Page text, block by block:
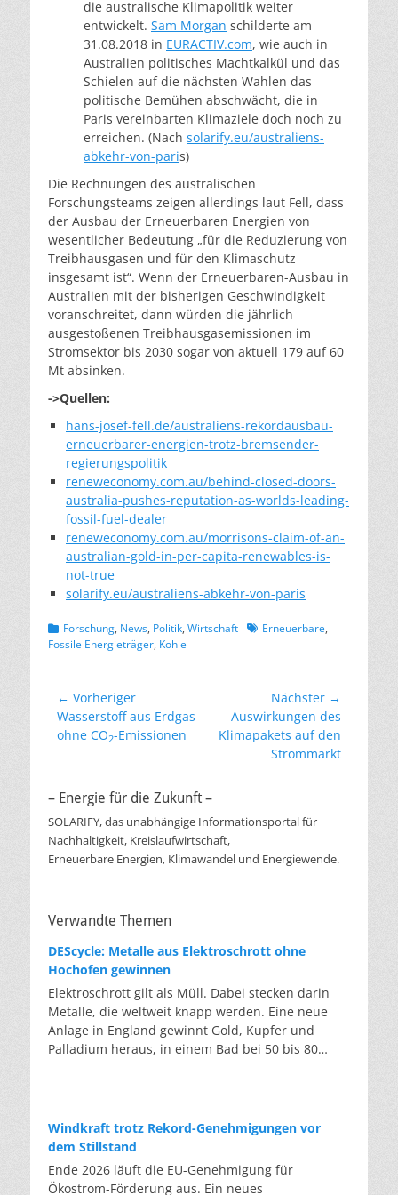
die australische Klimapolitik weiter
entwickelt. Sam Morgan schilderte am
31.08.2018 in EURACTIV.com, wie auch in
Australien politisches Machtkalkül und das
Schielen auf die nächsten Wahlen das
politische Bemühen abschwächt, die in
Paris vereinbarten Klimaziele doch noch zu
erreichen. (Nach solarify.eu/australiens-
abkehr-von-paris)
Die Rechnungen des australischen
Forschungsteams zeigen allerdings laut Fell, dass
der Ausbau der Erneuerbaren Energien von
wesentlicher Bedeutung „für die Reduzierung von
Treibhausgasen und für den Klimaschutz
insgesamt ist“. Wenn der Erneuerbaren-Ausbau in
Australien mit der bisherigen Geschwindigkeit
voranschreitet, dann würden die jährlich
ausgestoßenen Treibhausgasemissionen im
Stromsektor bis 2030 sogar von aktuell 179 auf 60
Mt absinken.
->Quellen:
hans-josef-fell.de/australiens-rekordausbau-
erneuerbarer-energien-trotz-bremsender-
regierungspolitik
reneweconomy.com.au/behind-closed-doors-
australia-pushes-reputation-as-worlds-leading-
fossil-fuel-dealer
reneweconomy.com.au/morrisons-claim-of-an-
australian-gold-in-per-capita-renewables-is-
not-true
solarify.eu/australiens-abkehr-von-paris
Kategorien
Forschung, News, Politik, Wirtschaft Schlagworte
Erneuerbare,
Fossile Energieträger, Kohle
Beitragsnavigation
← Vorheriger
Vorheriger
Beitrag:
Wasserstoff aus Erdgas
ohne CO2-Emissionen
Nächster →
Nächster
Beitrag:
Auswirkungen des
Klimapakets auf den
Strommarkt
– Energie für die Zukunft –
SOLARIFY, das unabhängige Informationsportal für
Nachhaltigkeit, Kreislaufwirtschaft,
Erneuerbare Energien, Klimawandel und Energiewende.
Verwandte Themen
DEScycle: Metalle aus Elektroschrott ohne
Hochofen gewinnen
Elektroschrott gilt als Müll. Dabei stecken darin
Metalle, die weltweit knapp werden. Eine neue
Anlage in England gewinnt Gold, Kupfer und
Palladium heraus, in einem Bad bei 50 bis 80
tausend Grad ein. Energieintensiv und nur im
industriellen Großmaßstab möglich. Das Londoner
Start-up DEScycle hat im englischen Teesside eine
Demonstrationsanlage eröffnet, die ohne diese
Windkraft trotz Rekord-Genehmigungen vor
dem Stillstand
Ende 2026 läuft die EU-Genehmigung für
Ökostrom-Förderung aus. Ein neues